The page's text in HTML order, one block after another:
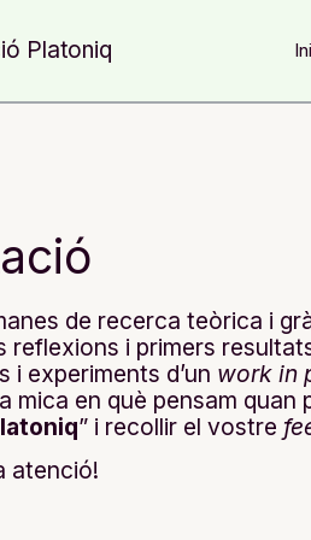
Platoniq
de recerca teòrica i
reflexions i primers
i experiments d’un work in
mica en què pensam quan
” i recollir el vostre
atenció!